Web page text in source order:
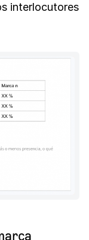
interlocutores